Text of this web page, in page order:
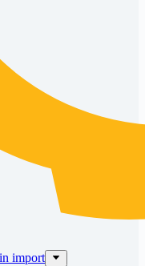
import